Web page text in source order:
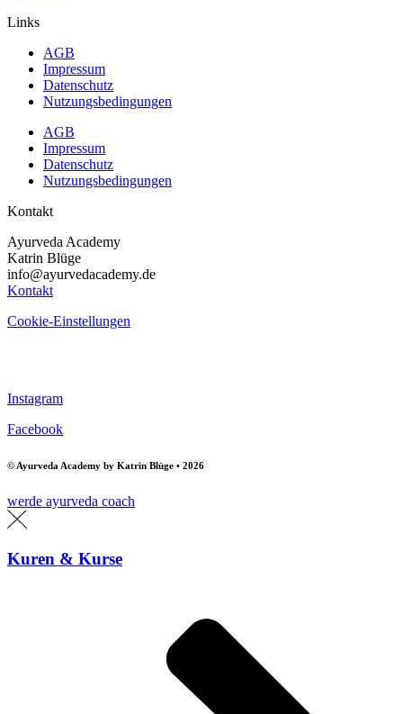
Links
AGB
Impressum
Datenschutz
Nutzungsbedingungen
AGB
Impressum
Datenschutz
Nutzungsbedingungen
Kontakt
Ayurveda Academy
Katrin Blüge
info@ayurvedacademy.de
Kontakt
Cookie-Einstellungen
Instagram
Facebook
© Ayurveda Academy by Katrin Blüge • 2026
werde ayurveda coach
Kuren & Kurse